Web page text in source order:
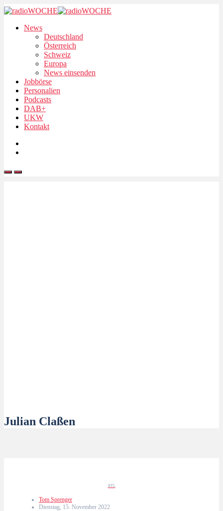
News
Deutschland
Österreich
Schweiz
Europa
News einsenden
Jobbörse
Personalien
Podcasts
DAB+
UKW
Kontakt
Julian Claßen
RTL
Tom Sprenger
Dienstag, 15. November 2022